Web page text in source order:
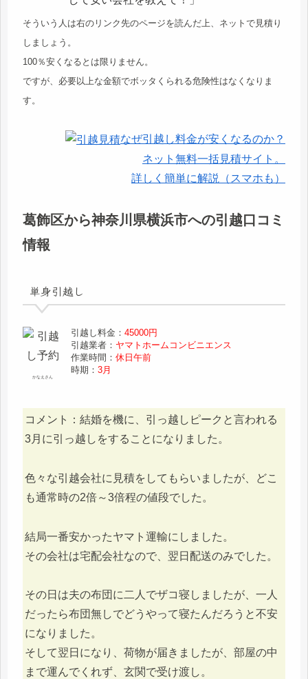
そういう人は右のリンク先のページを読んだ上、ネットで見積り
しましょう。
100％安くなるとは限りません。
ですが、必要以上な金額でボッタくられる危険性はなくなりま
す。
なぜ引越し料金が安くなるのか？
ネット無料一括見積サイト。
詳しく簡単に解説（スマホも）
葛飾区から神奈川県横浜市への引越口コミ
情報
単身引越し
かなえさん
引越し料金：45000円
引越業者： ヤマトホームコンビニエンス
作業時間：休日午前
時期：3月
コメント：結婚を機に、引っ越しピークと言われる
3月に引っ越しをすることになりました。
色々な引越会社に見積をしてもらいましたが、どこ
も通常時の2倍～3倍程の値段でした。
結局一番安かったヤマト運輸にしました。
その会社は宅配会社なので、翌日配送のみでした。
その日は夫の布団に二人でザコ寝しましたが、一人
だったら布団無しでどうやって寝たんだろうと不安
になりました。
そして翌日になり、荷物が届きましたが、部屋の中
まで運んでくれず、玄関で受け渡し。